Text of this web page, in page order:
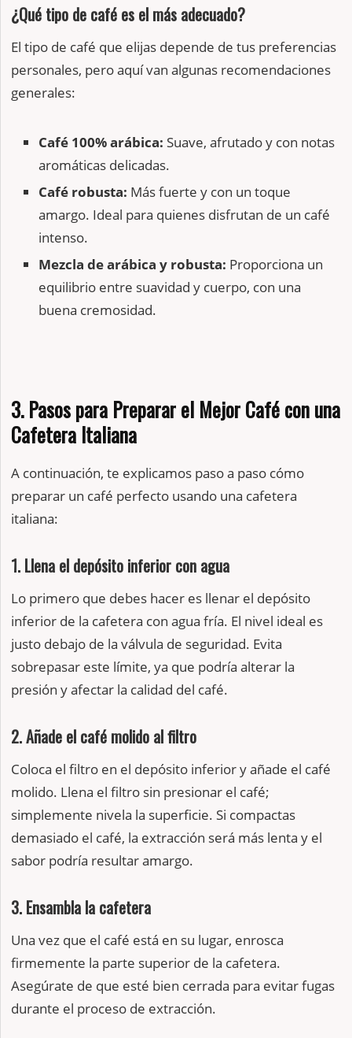
¿Qué tipo de café es el más adecuado?
El tipo de café que elijas depende de tus preferencias
personales, pero aquí van algunas recomendaciones
generales:
Café 100% arábica: Suave, afrutado y con notas
aromáticas delicadas.
Café robusta: Más fuerte y con un toque
amargo. Ideal para quienes disfrutan de un café
intenso.
Mezcla de arábica y robusta: Proporciona un
equilibrio entre suavidad y cuerpo, con una
buena cremosidad.
3. Pasos para Preparar el Mejor Café con una
Cafetera Italiana
A continuación, te explicamos paso a paso cómo
preparar un café perfecto usando una cafetera
italiana:
1. Llena el depósito inferior con agua
Lo primero que debes hacer es llenar el depósito
inferior de la cafetera con agua fría. El nivel ideal es
justo debajo de la válvula de seguridad. Evita
sobrepasar este límite, ya que podría alterar la
presión y afectar la calidad del café.
2. Añade el café molido al filtro
Coloca el filtro en el depósito inferior y añade el café
molido. Llena el filtro sin presionar el café;
simplemente nivela la superficie. Si compactas
demasiado el café, la extracción será más lenta y el
sabor podría resultar amargo.
3. Ensambla la cafetera
Una vez que el café está en su lugar, enrosca
firmemente la parte superior de la cafetera.
Asegúrate de que esté bien cerrada para evitar fugas
durante el proceso de extracción.